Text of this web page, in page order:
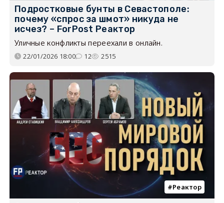
Подростковые бунты в Севастополе:
почему «спрос за шмот» никуда не
исчез? – ForPost Реактор
Уличные конфликты переехали в онлайн.
22/01/2026 18:00 12 2515
Реактор